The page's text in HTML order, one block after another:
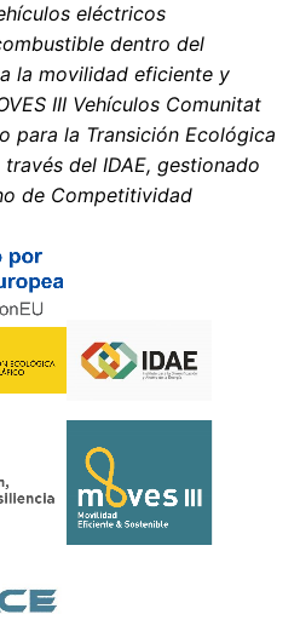
eléctricos
dentro del
la movilidad eficiente y
III Vehículos Comunitat
para la Transición Ecológica
del IDAE, gestionado
de Competitividad